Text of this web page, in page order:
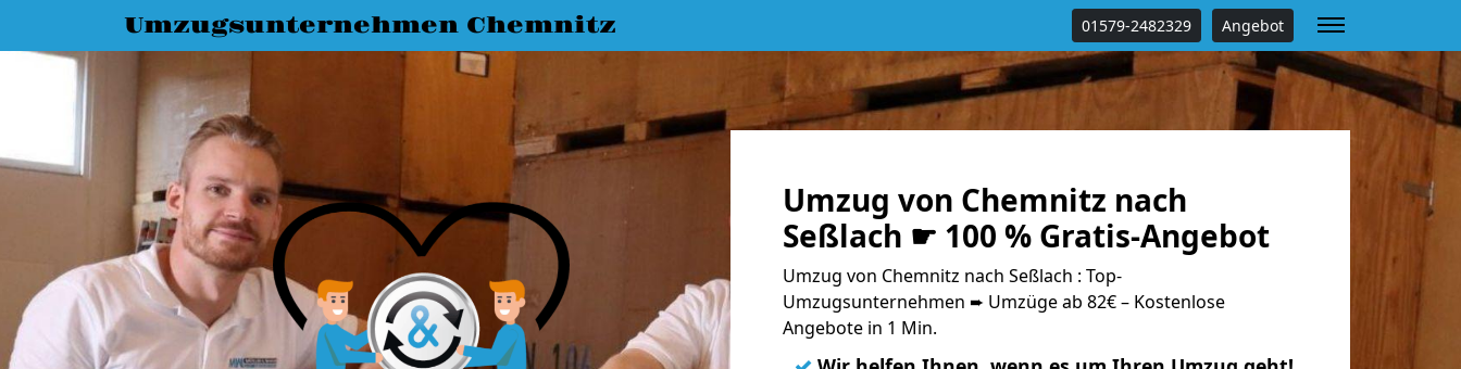
Umzugsunternehmen Chemnitz 01579-2482329 Angebot
Umzug von Chemnitz nach
Seßlach ☛ 100 % Gratis-Angebot
Umzug von Chemnitz nach Seßlach : Top-
Umzugsunternehmen ➨ Umzüge ab 82€ – Kostenlose
Angebote in 1 Min.